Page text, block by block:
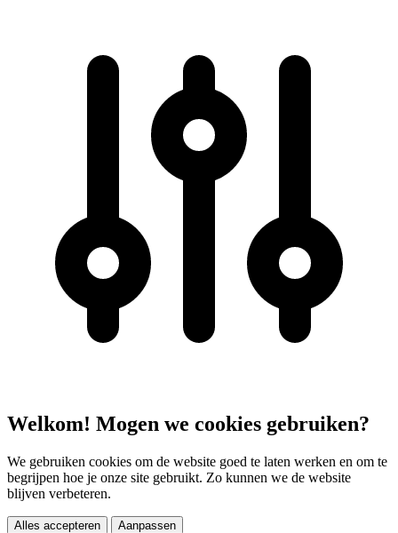
Welkom! Mogen we cookies gebruiken?
We gebruiken cookies om de website goed te laten werken en om te
begrijpen hoe je onze site gebruikt. Zo kunnen we de website
blijven verbeteren.
Alles accepteren Aanpassen